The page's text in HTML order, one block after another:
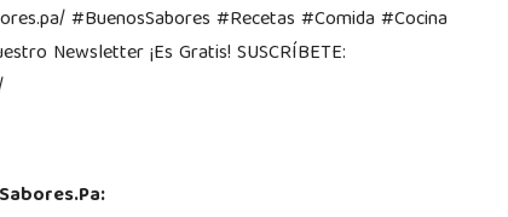
#BuenosSabores #Recetas #Comida #Cocina
Newsletter ¡Es Gratis! SUSCRÍBETE: